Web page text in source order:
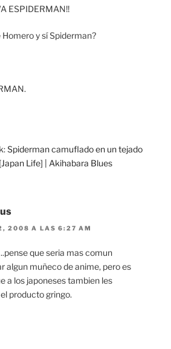
ESPIDERMAN!!
Homero y sí Spiderman?
Spiderman camuflado en un tejado
Life] | Akihabara Blues
2008 A LAS 6:27 AM
que seria mas comun
algun muñeco de anime, pero es
a los japoneses tambien les
producto gringo.